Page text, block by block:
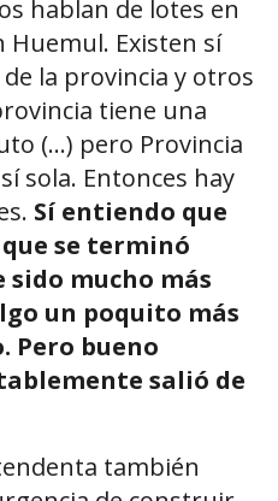
hablan de lotes en
Huemul. Existen sí
la provincia y otros
tiene una
(…) pero Provincia
sola. Entonces hay
Sí entiendo que
se terminó
sido mucho más
un poquito más
Pero bueno
salió de
también